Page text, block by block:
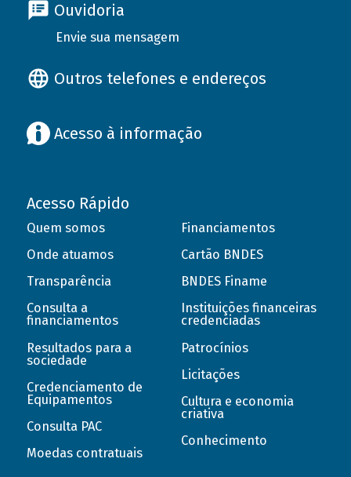
Ouvidoria
Envie sua mensagem
Outros telefones e endereços
Acesso à informação
Acesso Rápido
Quem somos
Onde atuamos
Transparência
Consulta a
financiamentos
Resultados para a
sociedade
Credenciamento de
Equipamentos
Consulta PAC
Moedas contratuais
Financiamentos
Cartão BNDES
BNDES Finame
Instituições financeiras
credenciadas
Patrocínios
Licitações
Cultura e economia
criativa
Conhecimento